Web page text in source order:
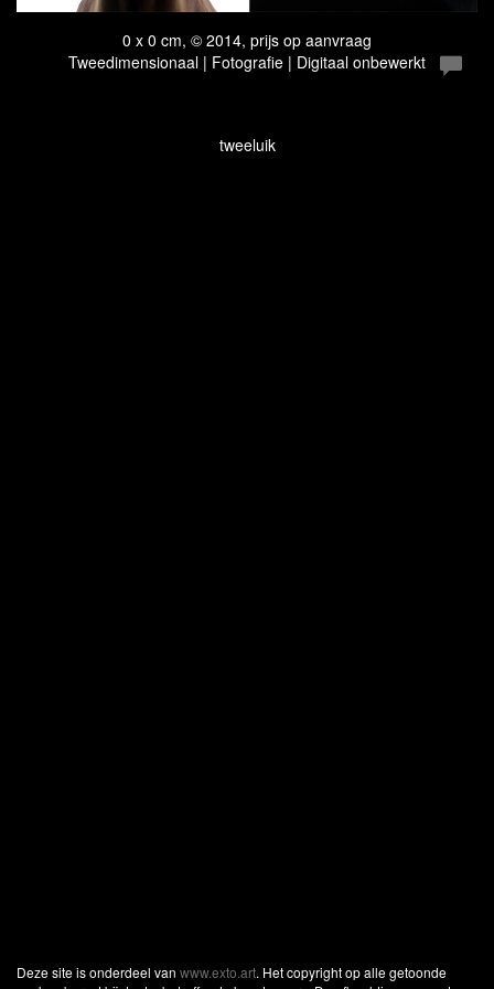
0 x 0 cm, © 2014, prijs op aanvraag
Tweedimensionaal | Fotografie | Digitaal onbewerkt
tweeluik
Deze site is onderdeel van www.exto.art. Het copyright op alle getoonde